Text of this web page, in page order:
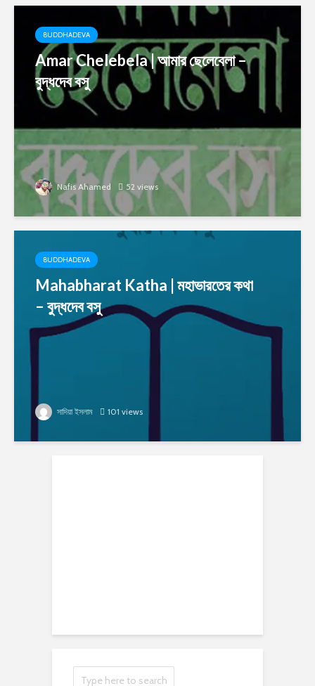
BUDDHADEVA
Amar Chelebela | আমার ছেলেবেলা –
বুদ্ধদেব বসু
Nafis Ahamed 52 views
BUDDHADEVA
Mahabharat Katha | মহাভারতের কথা
– বুদ্ধদেব বসু
সাদিয়া ইসলাম 101 views